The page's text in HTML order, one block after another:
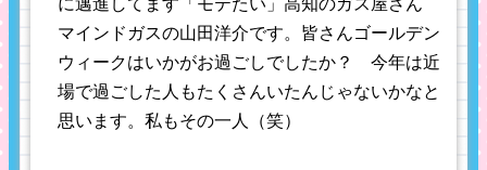
に邁進してます「モテたい」高知のガス屋さん
マインドガスの山田洋介です。皆さんゴールデン
ウィークはいかがお過ごしでしたか？ 今年は近
場で過ごした人もたくさんいたんじゃないかなと
思います。私もその一人（笑）